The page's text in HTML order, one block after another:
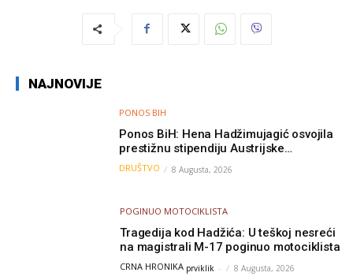
NAJNOVIJE
PONOS BIH
Ponos BiH: Hena Hadžimujagić osvojila
prestižnu stipendiju Austrijske
akademije nauka, njeno istraživanje
moglo bi pomoći djeci širom svijeta
DRUŠTVO 8 Augusta, 2026
POGINUO MOTOCIKLISTA
Tragedija kod Hadžića: U teškoj nesreći
na magistrali M-17 poginuo motociklista
CRNA HRONIKA prviklik - 8 Augusta, 2026